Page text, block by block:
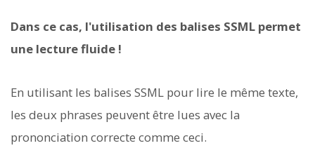
Dans ce cas, l'utilisation des balises SSML permet
une lecture fluide !
En utilisant les balises SSML pour lire le même texte,
les deux phrases peuvent être lues avec la
prononciation correcte comme ceci.